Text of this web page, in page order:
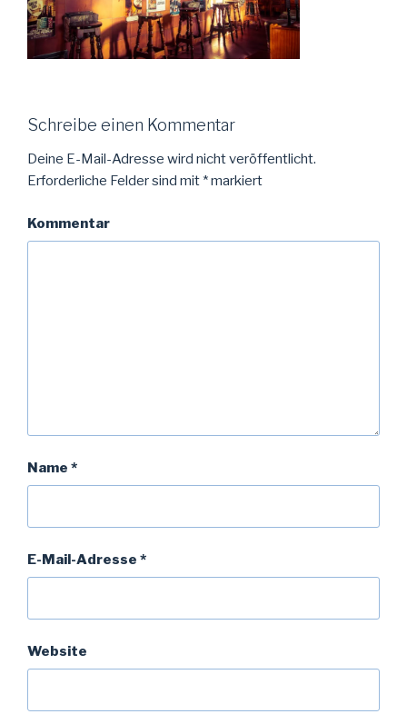
Schreibe einen Kommentar
Deine E-Mail-Adresse wird nicht veröffentlicht.
Erforderliche Felder sind mit *markiert
Kommentar
Name *
E-Mail-Adresse *
Website